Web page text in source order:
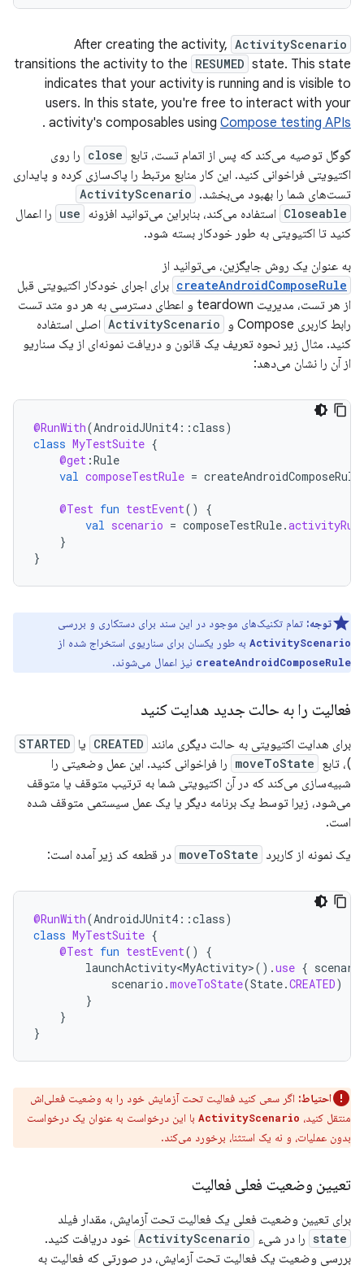
After creating the activity, ActivityScenario
transitions the activity to the RESUMED state. This state
indicates that your activity is running and is visible to
users. In this state, you're free to interact with your
activity's composables using Compose testing APIs
.
گوگل توصیه می‌کند که پس از اتمام تست، تابع close را روی
اکتیویتی فراخوانی کنید. این کار منابع مرتبط را پاک‌سازی کرده و پایداری
تست‌های شما را بهبود می‌بخشد. ActivityScenario
Closeable استفاده می‌کند، بنابراین می‌توانید افزونه use را اعمال
کنید تا اکتیویتی به طور خودکار بسته شود.
به عنوان یک روش جایگزین، می‌توانید از
createAndroidComposeRule برای اجرای خودکار اکتیویتی قبل
از هر تست، مدیریت teardown و اعطای دسترسی به هر دو متد تست
رابط کاربری Compose و
ActivityScenario اصلی استفاده
کنید. مثال زیر نحوه تعریف یک قانون و دریافت نمونه‌ای از یک سناریو
از آن را نشان می‌دهد:
@RunWith(AndroidJUnit4 ::class)
class MyTestSuite {
@get :Rule
val composeTestRule =
@Test fun testEvent()
{
val scenario = composeTestRule.
}
}
توجه: تمام تکنیک‌های موجود در این سند برای دستکاری و بررسی
ActivityScenario به طور یکسان برای سناریوی استخراج شده از
createAndroidComposeRule نیز اعمال می‌شوند.
فعالیت را به حالت جدید هدایت کنید
برای هدایت اکتیویتی به حالت دیگری مانند CREATED یا STARTED
)، تابع moveToState را فراخوانی کنید. این عمل وضعیتی را
شبیه‌سازی می‌کند که در آن اکتیویتی شما به ترتیب متوقف یا متوقف
می‌شود، زیرا توسط یک برنامه دیگر یا یک عمل سیستمی متوقف شده
است.
یک نمونه از کاربرد moveToState در قطعه کد زیر آمده است:
@RunWith(AndroidJUnit4 ::class)
class MyTestSuite {
@Test fun testEvent()
{
launchActivity<MyActivity>().use {
scenario .moveToState(State.CREATED)
}
}
}
احتیاط: اگر سعی کنید فعالیت تحت آزمایش خود را به وضعیت فعلی‌اش
منتقل کنید، ActivityScenario با این درخواست به عنوان یک درخواست
بدون عملیات، و نه یک استثنا، برخورد می‌کند.
تعیین وضعیت فعلی فعالیت
برای تعیین وضعیت فعلی یک فعالیت تحت آزمایش، مقدار فیلد
state را در شیء ActivityScenario خود دریافت کنید.
بررسی وضعیت یک فعالیت تحت آزمایش، در صورتی که فعالیت به